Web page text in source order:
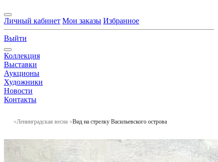
Личный кабинет Мои заказы Избранное
Выйти
Коллекция
Выставки
Аукционы
Художники
Новости
Контакты
Ленинградская весна Вид на стрелку Васильевского острова